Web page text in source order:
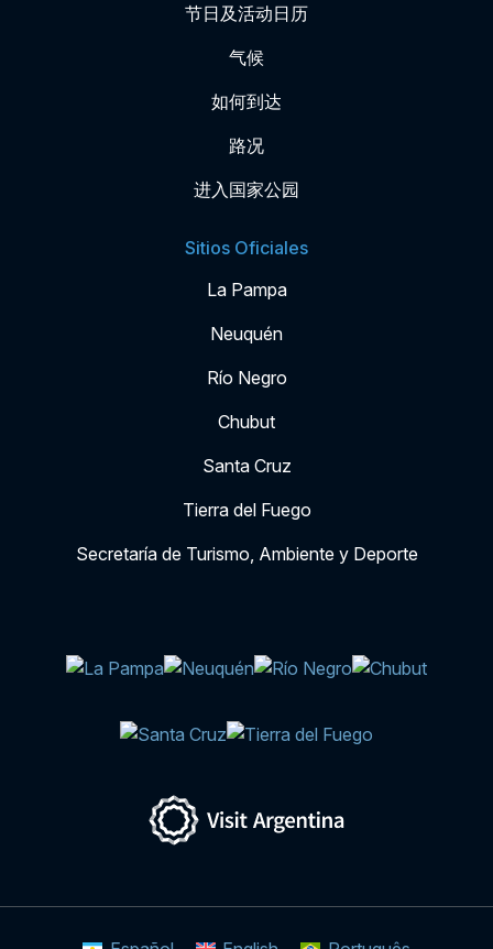
节日及活动日历
气候
如何到达
路况
进入国家公园
Sitios Oficiales
La Pampa
Neuquén
Río Negro
Chubut
Santa Cruz
Tierra del Fuego
Secretaría de Turismo, Ambiente y Deporte